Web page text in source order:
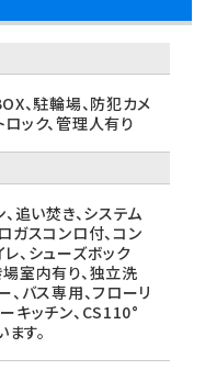
、駐輪場、防犯カメ
ック、管理人有り
追い焚き、システム
ガスコンロ付、コン
、シューズボック
場室内有り、独立洗
、バス専用、フローリ
キッチン、CS110°
す。